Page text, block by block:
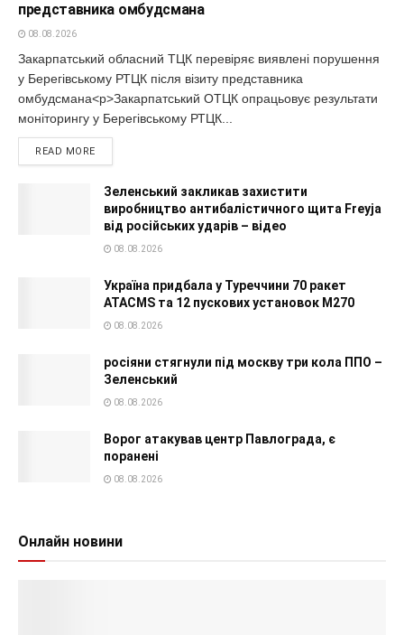
представника омбудсмана
08.08.2026
Закарпатський обласний ТЦК перевіряє виявлені порушення
у Берегівському РТЦК після візиту представника
омбудсмана<p>Закарпатський ОТЦК опрацьовує результати
моніторингу у Берегівському РТЦК...
READ MORE
Зеленський закликав захистити
виробництво антибалістичного щита Freyja
від російських ударів – відео
08.08.2026
Україна придбала у Туреччини 70 ракет
ATACMS та 12 пускових установок M270
08.08.2026
росіяни стягнули під москву три кола ППО –
Зеленський
08.08.2026
Ворог атакував центр Павлограда, є
поранені
08.08.2026
Онлайн новини